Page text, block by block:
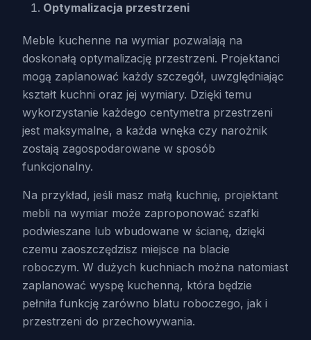
Optymalizacja przestrzeni
Meble kuchenne na wymiar pozwalają na
doskonałą optymalizację przestrzeni. Projektanci
mogą zaplanować każdy szczegół, uwzględniając
kształt kuchni oraz jej wymiary. Dzięki temu
wykorzystanie każdego centymetra przestrzeni
jest maksymalne, a każda wnęka czy narożnik
zostają zagospodarowane w sposób
funkcjonalny.
Na przykład, jeśli masz małą kuchnię, projektant
mebli na wymiar może zaproponować szafki
podwieszane lub wbudowane w ścianę, dzięki
czemu zaoszczędzisz miejsce na blacie
roboczym. W dużych kuchniach można natomiast
zaplanować wyspę kuchenną, która będzie
pełniła funkcję zarówno blatu roboczego, jak i
przestrzeni do przechowywania.